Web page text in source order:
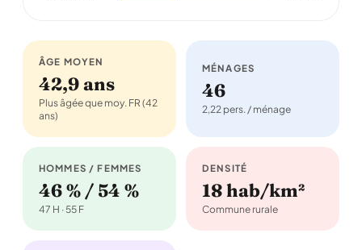
ÂGE MOYEN
42,9 ans
Plus âgée que moy. FR (42
ans)
MÉNAGES
46
2,22 pers. / ménage
HOMMES / FEMMES
46 % / 54 %
47 H · 55 F
DENSITÉ
18 hab/km²
Commune rurale